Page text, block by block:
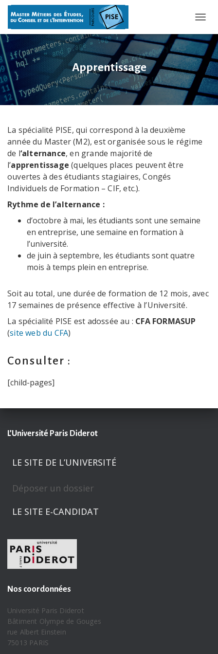
Apprentissage
La spécialité PISE, qui correspond à la deuxième
année du Master (M2), est organisée sous le régime
de l‘alternance, en grande majorité de
l’apprentissage(quelques places peuvent être
ouvertes à des étudiants stagiaires, Congés
Individuels de Formation – CIF, etc.).
Rythme de l’alternance :
d’octobre à mai, les étudiants sont une semaine
en entreprise, une semaine en formation à
l’université.
de juin à septembre, les étudiants sont quatre
mois à temps plein en entreprise.
Soit au total, une durée de formation de 12 mois, avec
17 semaines de présence effective à l’Université.
La spécialité PISE est adossée au : CFA FORMASUP
(site web du CFA)
Consulter :
[child-pages]
L’Université Paris Diderot
LE SITE DE L’UNIVERSITÉ
Déposer un dossier
LE SITE E-CANDIDAT
Nos coordonnées
Université Paris Diderot
Bâtiment Olympe de Gouges
rue Albert Einstein
75013 PARIS